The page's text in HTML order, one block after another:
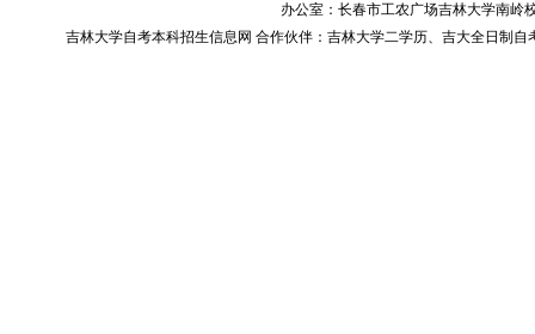
办公室：长春市工农广场吉林大学南
吉林大学自考本科招生信息网 合作伙伴： 吉林大学二学历、 吉大全日制自